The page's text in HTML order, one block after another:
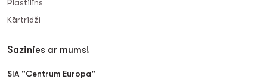
Plastilīns
Kārtridži
Sazinies ar mums!
SIA "Centrum Europa"